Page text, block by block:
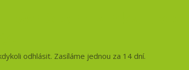
odhlásit. Zasíláme jednou za 14 dní.